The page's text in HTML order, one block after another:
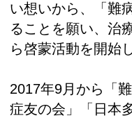
い想いから、「難
ることを願い、治
ら啓蒙活動を開始
2017年9月から「
症友の会」「日本